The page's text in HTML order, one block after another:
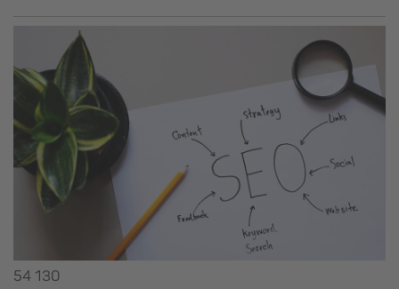
54 130